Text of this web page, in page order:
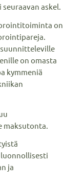
askel.
on
on omasta
kymmeniä
ja